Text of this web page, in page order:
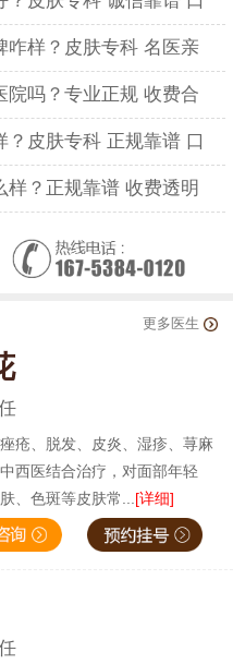
咋样？皮肤专科 名医亲
院吗？专业正规 收费合
皮肤专科 正规靠谱 口
？正规靠谱 收费透明
更多医生
疮、脱发、皮炎、湿疹、荨麻
西医结合治疗，对面部年轻
、色斑等皮肤常... [详细]